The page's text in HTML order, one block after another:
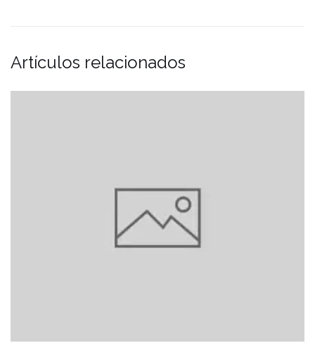
Artículos relacionados